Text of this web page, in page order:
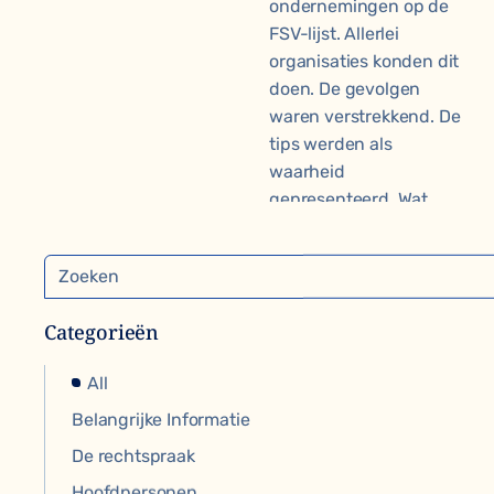
ondernemingen op de
FSV-lijst. Allerlei
organisaties konden dit
doen. De gevolgen
waren verstrekkend. De
tips werden als
waarheid
gepresenteerd. Wat
vervolgens het
Categorieën
All
Belangrijke Informatie
De rechtspraak
Relevante artikelen
15 July 2026